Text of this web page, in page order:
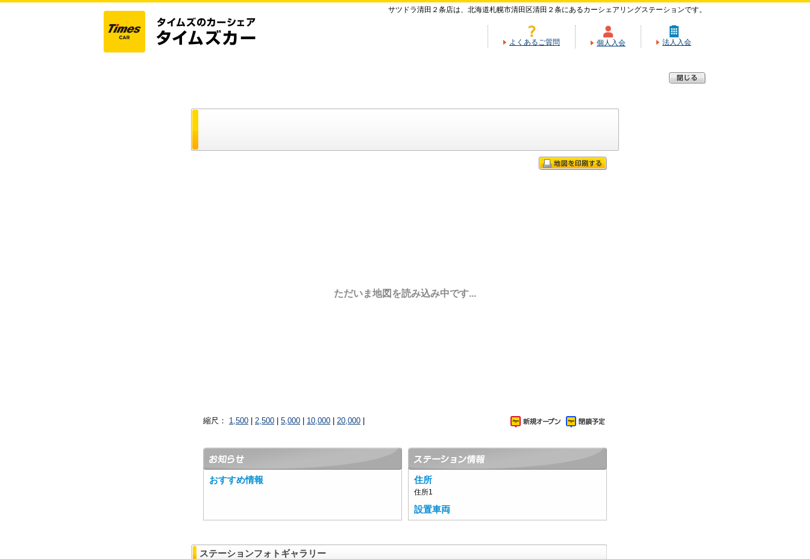
サツドラ清田２条店は、北海道札幌市清田区清田２条にあるカーシェアリングステーションです。
よくあるご質問 個人入会 法人入会
ただいま地図を読み込み中です...
縮尺： 1,500 2,500 5,000 10,000 20,000
おすすめ情報 住所
住所1
設置車両
ステーションフォトギャラリー